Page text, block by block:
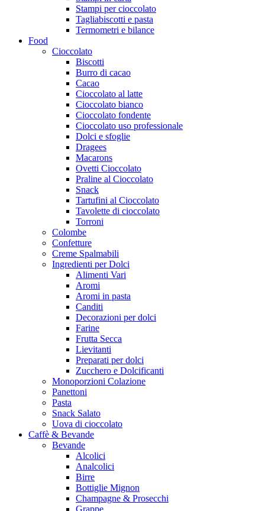
Stampi per cioccolato
Tagliabiscotti e pasta
Termometri e bilance
Food
Cioccolato
Biscotti
Burro di cacao
Cacao
Cioccolato al latte
Cioccolato bianco
Cioccolato fondente
Cioccolato uso professionale
Dolci e sfoglie
Dragees
Macarons
Ovetti Cioccolato
Praline al Cioccolato
Snack
Tartufini al Cioccolato
Tavolette di cioccolato
Torroni
Colombe
Confetture
Creme Spalmabili
Ingredienti per Dolci
Alimenti Vari
Aromi
Aromi in pasta
Canditi
Decorazioni per dolci
Farine
Frutta Secca
Lievitanti
Preparati per dolci
Zucchero e Dolcificanti
Monoporzioni Colazione
Panettoni
Pasta
Snack Salato
Uova di cioccolato
Caffè & Bevande
Bevande
Alcolici
Analcolici
Birre
Bottiglie Mignon
Champagne & Prosecchi
Grappe